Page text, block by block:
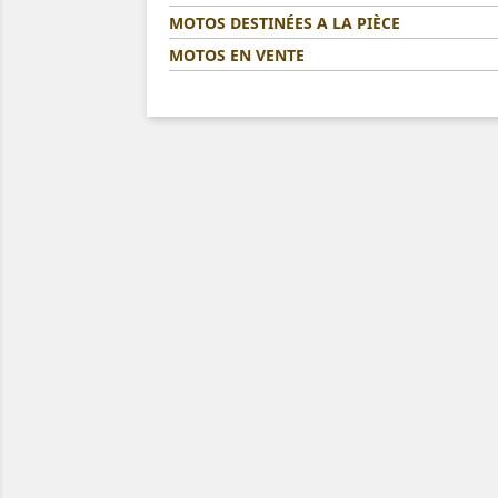
MOTOS DESTINÉES A LA PIÈCE
MOTOS EN VENTE